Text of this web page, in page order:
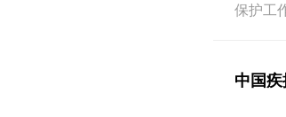
保护工
中国